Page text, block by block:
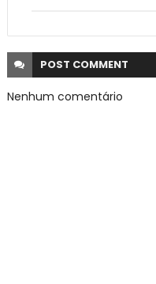
POST COMMENT
Nenhum comentário